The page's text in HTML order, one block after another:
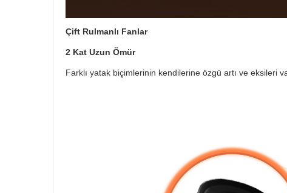
Çift Rulmanlı Fanlar
2 Kat Uzun Ömür
Farklı yatak biçimlerinin kendilerine özgü artı ve eksileri